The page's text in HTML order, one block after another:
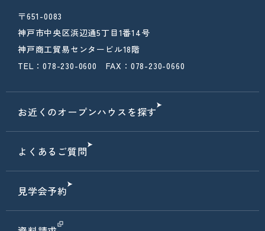
〒651-0083
神戸市中央区浜辺通5丁目1番14号
神戸商工貿易センタービル18階
TEL：078-230-0600 FAX：078-230-0660
お近くのオープンハウスを探す
よくあるご質問
見学会予約